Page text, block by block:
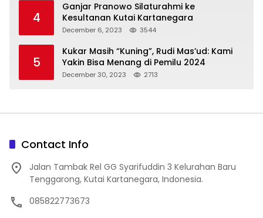
4
Ganjar Pranowo Silaturahmi ke
Kesultanan Kutai Kartanegara
December 6, 2023 3544
5
Kukar Masih “Kuning”, Rudi Mas’ud: Kami
Yakin Bisa Menang di Pemilu 2024
December 30, 2023 2713
Contact Info
Jalan Tambak Rel GG Syarifuddin 3 Kelurahan Baru
Tenggarong, Kutai Kartanegara, Indonesia.
085822773673